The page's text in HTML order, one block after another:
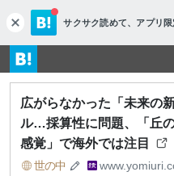
c
l
o
s
e
サクサク読めて、 アプリ限
広がらなかった「未来の
ル…採算性に問題、「丘
感覚」で海外では注目
世の中